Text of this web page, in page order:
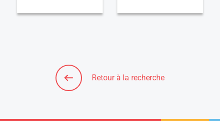
Retour à la recherche